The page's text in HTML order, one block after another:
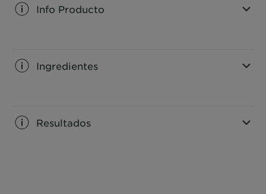
Info Producto
Ingredientes
Resultados